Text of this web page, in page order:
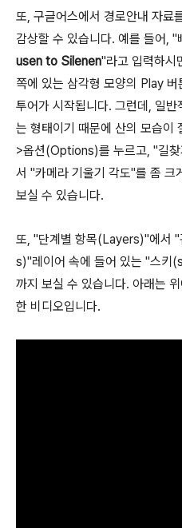
또, 구글어스에서 경로안내 자료
감상할 수 있습니다. 예를 들어,
usen to Silenen"라고 입력하시
쪽에 있는 삼각형 모양의 Play
투어가 시작됩니다. 그런데, 일
는 형태이기 때문에 산의 모습
>옵션(Options)를 누르고, "길찾
서 "카메라 기울기 각도"를 좀 크
보실 수 있습니다.
또, "단계별 항목(Layers)"에서
s)"레이어 속에 들어 있는 "스키
까지 보실 수 있습니다. 아래는
한 비디오입니다.